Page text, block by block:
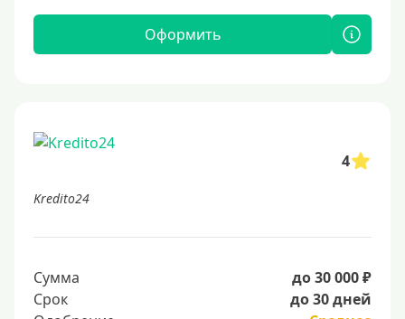
Оформить
4
Kredito24
Сумма
до 30 000 ₽
Срок
до 30 дней